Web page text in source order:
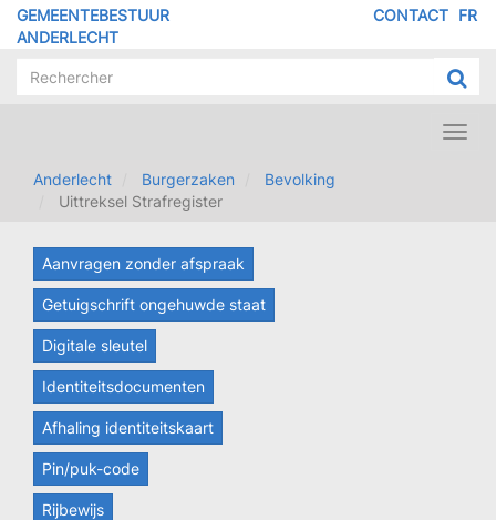
Overslaan
GEMEENTEBESTUUR
ANDERLECHT
FR
CONTACT
Anderlecht
Burgerzaken
Bevolking
Uittreksel Strafregister
Aanvragen zonder afspraak
Getuigschrift ongehuwde staat
Digitale sleutel
Identiteitsdocumenten
Afhaling identiteitskaart
Pin/puk-code
Rijbewijs